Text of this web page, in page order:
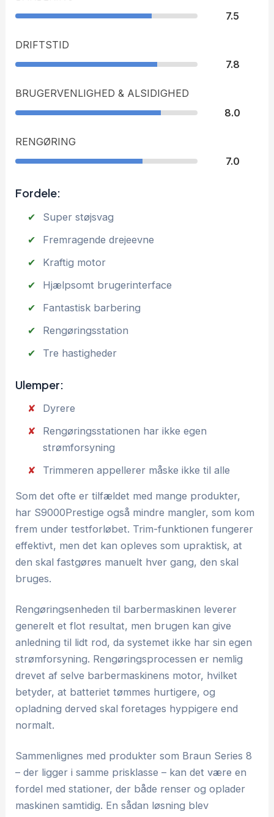
7.5
DRIFTSTID
7.8
BRUGERVENLIGHED & ALSIDIGHED
8.0
RENGØRING
7.0
Fordele:
Super støjsvag
Fremragende drejeevne
Kraftig motor
Hjælpsomt brugerinterface
Fantastisk barbering
Rengøringsstation
Tre hastigheder
Ulemper:
Dyrere
Rengøringsstationen har ikke egen
strømforsyning
Trimmeren appellerer måske ikke til alle
Som det ofte er tilfældet med mange produkter,
har S9000Prestige også mindre mangler, som kom
frem under testforløbet. Trim-funktionen fungerer
effektivt, men det kan opleves som upraktisk, at
den skal fastgøres manuelt hver gang, den skal
bruges.
Rengøringsenheden til barbermaskinen leverer
generelt et flot resultat, men brugen kan give
anledning til lidt rod, da systemet ikke har sin egen
strømforsyning. Rengøringsprocessen er nemlig
drevet af selve barbermaskinens motor, hvilket
betyder, at batteriet tømmes hurtigere, og
opladning derved skal foretages hyppigere end
normalt.
Sammenlignes med produkter som Braun Series 8
– der ligger i samme prisklasse – kan det være en
fordel med stationer, der både renser og oplader
maskinen samtidig. En sådan løsning blev